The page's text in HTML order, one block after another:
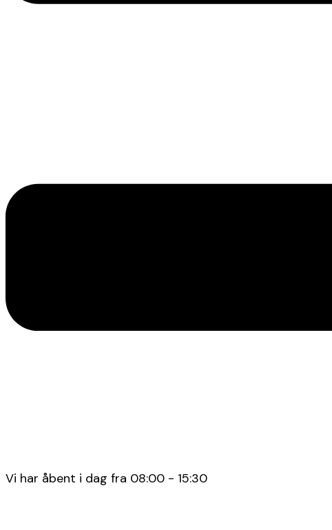
Vi har åbent i dag fra 08:00 - 15:30